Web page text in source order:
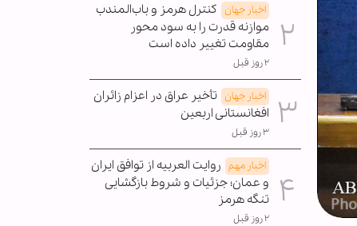
اخبار جهان کنترل هرمز و باب‌المندب
موازنه قدرت را به سود محور
مقاومت تغییر داده است
۲ روز قبل
اخبار جهان تأخیر عراق در اعزام زائران
افغانستانی اربعین
۳ روز قبل
اخبار مهم روایت العربیه از توافق ایران
و عمان؛ جزئیات و شروط بازگشایی
تنگه هرمز
۲ روز قبل